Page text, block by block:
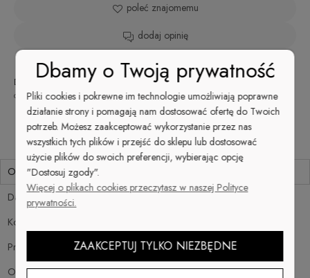
poleć znajomemu
dodaj opinię
Dostępność:
dostępny
Wysyłka w:
godziny
Dostawa: od 13,99 zł
24/7
Cena nie zawiera ewentualnych kosztów płatności
sprawdź formy dostawy
Opis
Dane techniczne
Koszty dostawy
Cena nie zawiera ewentualnych kosztów płatności
Produkty powiązane
Opinie o produkcie (0)
Dbamy o Twoją prywatność
Pliki cookies i pokrewne im technologie umożliwiają poprawne
działanie strony i pomagają nam dostosować ofertę do Twoich
potrzeb. Możesz zaakceptować wykorzystanie przez nas
wszystkich tych plików i przejść do sklepu lub dostosować
użycie plików do swoich preferencji, wybierając opcję
"Dostosuj zgody".
Więcej o plikach cookies przeczytasz w naszej Polityce
prywatności.
ZAAKCEPTUJ TYLKO NIEZBĘDNE